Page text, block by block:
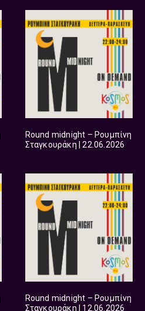
Round midnight – Ρουμπίνη
Σταγκουράκη | 22.06.2026
Round midnight – Ρουμπίνη
Σταγκουράκη | 12.06.2026